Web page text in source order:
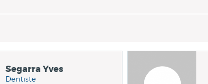
Segarra Yves
Dentiste